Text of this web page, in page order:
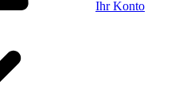
Ihr Konto